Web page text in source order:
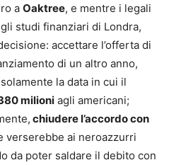
a Oaktree, e mentre i legali
studi finanziari di Londra,
accettare l’offerta di
di un altro anno,
la data in cui il
milioni agli americani;
chiudere l’accordo con
verserebbe ai neroazzurri
da poter saldare il debito con